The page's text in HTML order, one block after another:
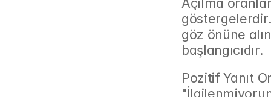
göstergelerdir.
göz önüne
başlangıcıdır.
Pozitif Yanıt